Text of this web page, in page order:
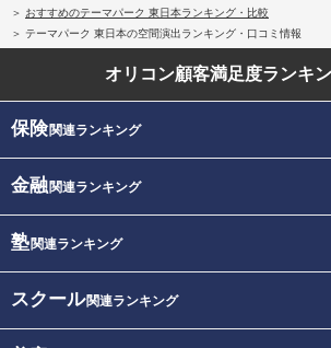
おすすめのテーマパーク 東日本ランキング・比較
テーマパーク 東日本の空間演出ランキング・口コミ情報
オリコン顧客満足度ランキ
保険関連ランキング
金融関連ランキング
塾関連ランキング
スクール関連ランキング